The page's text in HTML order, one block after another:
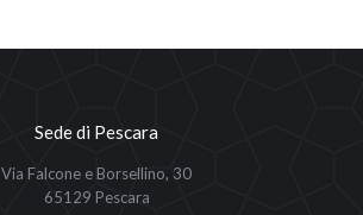
Sede di Pescara
Via Falcone e Borsellino, 30
65129 Pescara